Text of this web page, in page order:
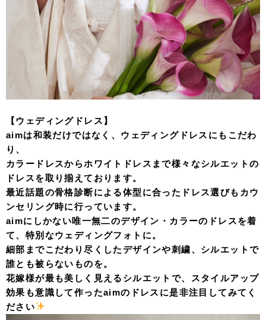
【ウェディングドレス】
aimは和装だけではなく、ウェディングドレスにもこだわ
り、
カラードレスからホワイトドレスまで様々なシルエットの
ドレスを取り揃えております。
最近話題の骨格診断による体型に合ったドレス選びもカウ
ンセリング時に行っています。
aimにしかない唯一無二のデザイン・カラーのドレスを着
て、特別なウェディングフォトに。
細部までこだわり尽くしたデザインや刺繍、シルエットで
誰とも被らないものを。
花嫁様が最も美しく見えるシルエットで、スタイルアップ
効果も意識して作ったaimのドレスに是非注目してみてく
ださい